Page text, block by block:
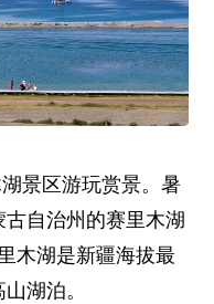
景区游玩赏景。暑
自治州的赛里木湖
木湖是新疆海拔最
湖泊。